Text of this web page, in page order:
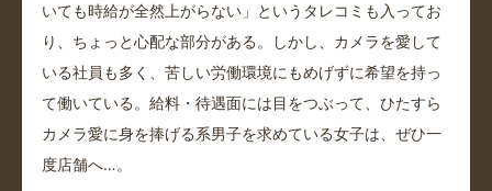
いても時給が全然上がらない」というタレコミも入ってお
り、ちょっと心配な部分がある。しかし、カメラを愛して
いる社員も多く、苦しい労働環境にもめげずに希望を持っ
て働いている。給料・待遇面には目をつぶって、ひたすら
カメラ愛に身を捧げる系男子を求めている女子は、ぜひ一
度店舗へ…。